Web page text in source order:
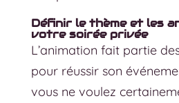
Définir le thème et les
votre soirée privée
L’animation fait partie
pour réussir son
vous ne voulez